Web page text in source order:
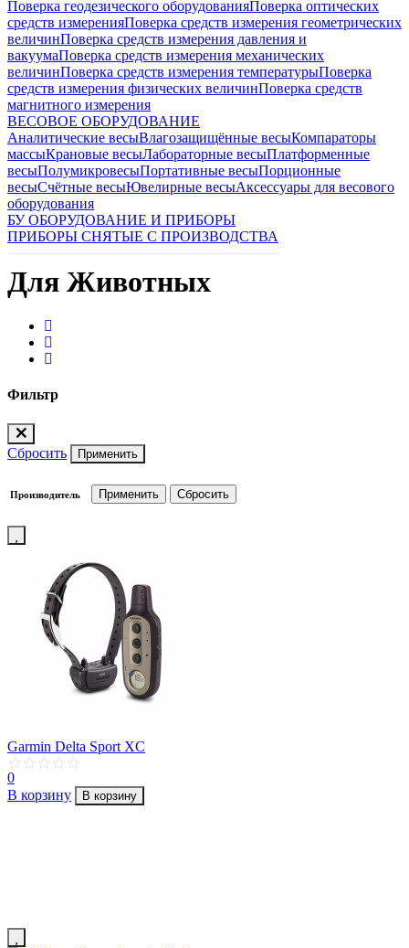
Поверка геодезического оборудованияПоверка оптических
средств измеренияПоверка средств измерения геометрических
величинПоверка средств измерения давления и
вакуумаПоверка средств измерения механических
величинПоверка средств измерения температурыПоверка
средств измерения физических величинПоверка средств
магнитного измерения
ВЕСОВОЕ ОБОРУДОВАНИЕ
Аналитические весыВлагозащищённые весыКомпараторы
массыКрановые весыЛабораторные весыПлатформенные
весыПолумикровесыПортативные весыПорционные
весыСчётные весыЮвелирные весыАксессуары для весового
оборудования
БУ ОБОРУДОВАНИЕ И ПРИБОРЫ
ПРИБОРЫ СНЯТЫЕ С ПРОИЗВОДСТВА
Для Животных
Фильтр
Сбросить Применить
Производитель
Garmin Delta Sport XC
0
В корзину
В корзину